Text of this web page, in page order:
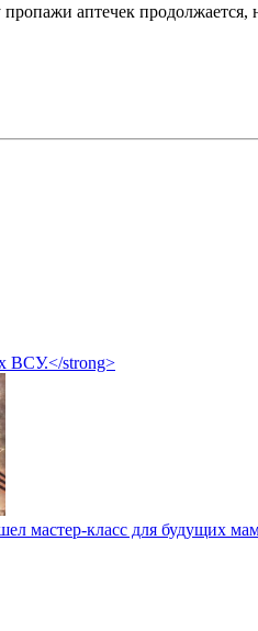
пропажи аптечек
ВСУ.</strong>
мастер-класс для будущих